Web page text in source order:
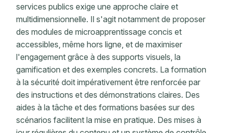
services publics exige une approche claire et
multidimensionnelle. Il s'agit notamment de proposer
des modules de microapprentissage concis et
accessibles, même hors ligne, et de maximiser
l'engagement grâce à des supports visuels, la
gamification et des exemples concrets. La formation
à la sécurité doit impérativement être renforcée par
des instructions et des démonstrations claires. Des
aides à la tâche et des formations basées sur des
scénarios facilitent la mise en pratique. Des mises à